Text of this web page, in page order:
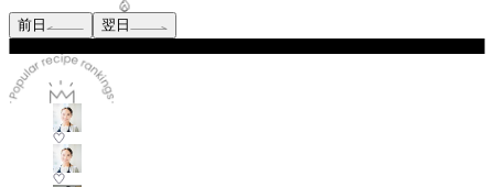
前日 翌日